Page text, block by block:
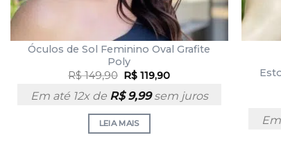
Óculos de Sol Feminino Oval Grafite
Poly
R$149,90 R$ 119,90
Em até 12x de R$9,99sem juros
LEIA MAIS